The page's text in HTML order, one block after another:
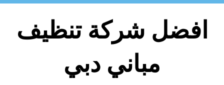
افضل شركة تنظيف
مباني دبي